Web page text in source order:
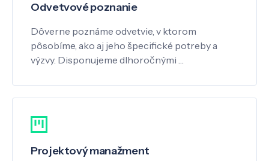
Odvetvové poznanie
Dôverne poznáme odvetvie, v ktorom
pôsobíme, ako aj jeho špecifické potreby a
výzvy. Disponujeme dlhoročnými …
Projektový manažment